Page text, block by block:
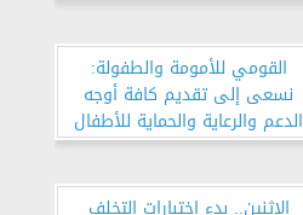
القومي للأمومة والطفولة:
نسعى إلى تقديم كافة أوجه
الدعم والرعاية والحماية للأطفال
الاثنين.. بدء اختبارات التخلف